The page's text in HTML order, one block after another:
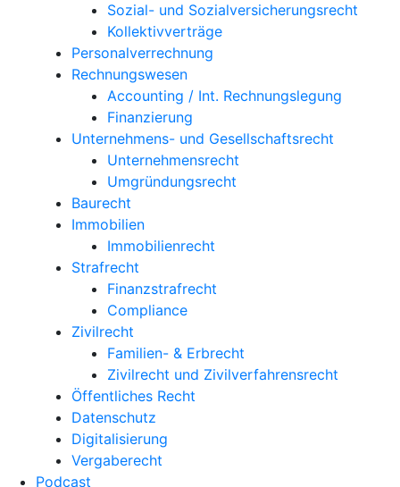
Sozial- und Sozialversicherungsrecht
Kollektivverträge
Personalverrechnung
Rechnungswesen
Accounting / Int. Rechnungslegung
Finanzierung
Unternehmens- und Gesellschaftsrecht
Unternehmensrecht
Umgründungsrecht
Baurecht
Immobilien
Immobilienrecht
Strafrecht
Finanzstrafrecht
Compliance
Zivilrecht
Familien- & Erbrecht
Zivilrecht und Zivilverfahrensrecht
Öffentliches Recht
Datenschutz
Digitalisierung
Vergaberecht
Podcast